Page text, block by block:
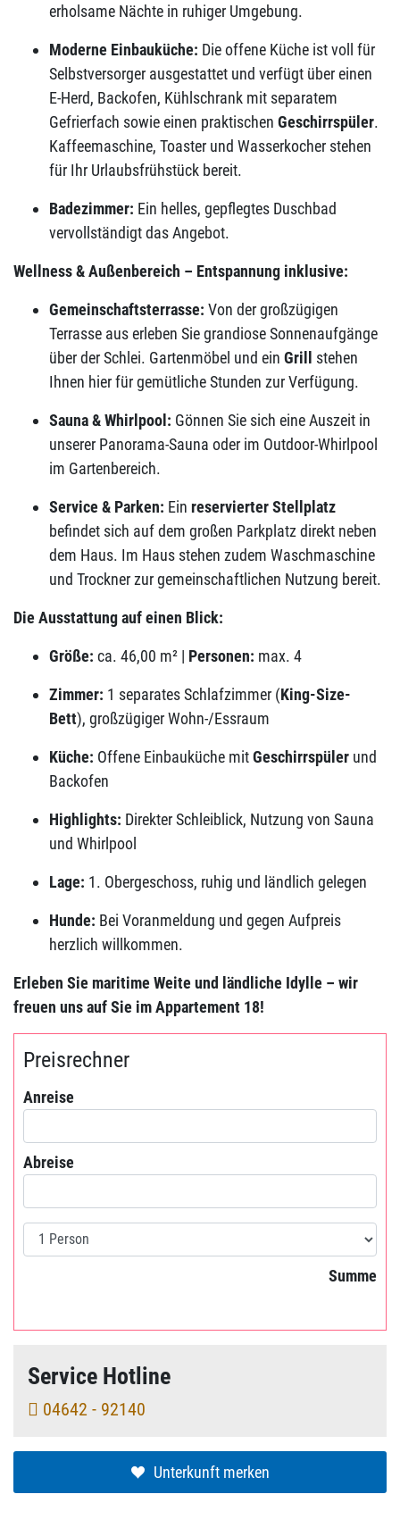
erholsame Nächte in ruhiger Umgebung.
Moderne Einbauküche: Die offene Küche ist voll für
Selbstversorger ausgestattet und verfügt über einen
E-Herd, Backofen, Kühlschrank mit separatem
Gefrierfach sowie einen praktischen Geschirrspüler.
Kaffeemaschine, Toaster und Wasserkocher stehen
für Ihr Urlaubsfrühstück bereit.
Badezimmer: Ein helles, gepflegtes Duschbad
vervollständigt das Angebot.
Wellness & Außenbereich – Entspannung inklusive:
Gemeinschaftsterrasse: Von der großzügigen
Terrasse aus erleben Sie grandiose Sonnenaufgänge
über der Schlei. Gartenmöbel und ein Grill stehen
Ihnen hier für gemütliche Stunden zur Verfügung.
Sauna & Whirlpool: Gönnen Sie sich eine Auszeit in
unserer Panorama-Sauna oder im Outdoor-Whirlpool
im Gartenbereich.
Service & Parken: Ein reservierter Stellplatz
befindet sich auf dem großen Parkplatz direkt neben
dem Haus. Im Haus stehen zudem Waschmaschine
und Trockner zur gemeinschaftlichen Nutzung bereit.
Die Ausstattung auf einen Blick:
Größe: ca. 46,00 m² | Personen: max. 4
Zimmer: 1 separates Schlafzimmer (King-Size-
Bett), großzügiger Wohn-/Essraum
Küche: Offene Einbauküche mitGeschirrspüler und
Backofen
Highlights: Direkter Schleiblick, Nutzung von Sauna
und Whirlpool
Lage: 1. Obergeschoss, ruhig und ländlich gelegen
Hunde: Bei Voranmeldung und gegen Aufpreis
herzlich willkommen.
Erleben Sie maritime Weite und ländliche Idylle – wir
freuen uns auf Sie im Appartement 18!
Preisrechner
Anreise
Abreise
Personen
Summe
Service Hotline
04642 - 92140
Unterkunft merken